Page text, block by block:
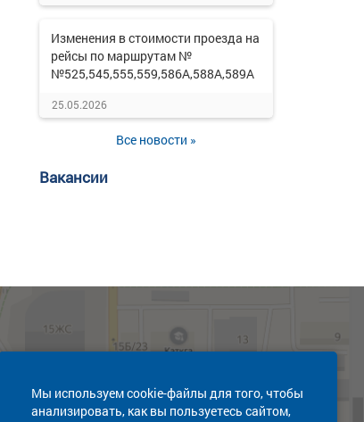
Изменения в стоимости проезда на
рейсы по маршрутам №
№525,545,555,559,586А,588А,589А
25.05.2026
Все новости »
Вакансии
Мы используем cookie-файлы для того, чтобы
анализировать, как вы пользуетесь сайтом,